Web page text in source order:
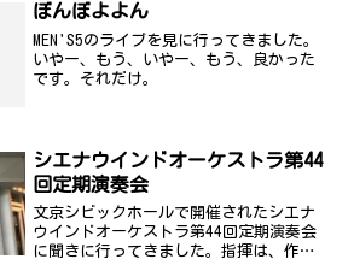
ぼんぼよよん
MEN'S5のライブを見に行ってきました。
いやー、もう、いやー、もう、良かった
です。それだけ。
シエナウインドオーケストラ第44
回定期演奏会
文京シビックホールで開催されたシエナ
ウインドオーケストラ第44回定期演奏会
に聞きに行ってきました。指揮は、作曲